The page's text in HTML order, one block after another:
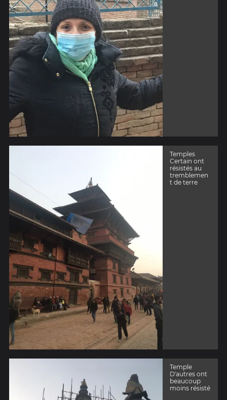
Temples
Certain ont
résistés au
tremblemen
t de terre
Temple
D'autres ont
beaucoup
moins résisté